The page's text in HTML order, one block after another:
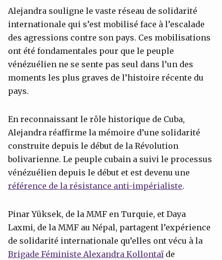
Alejandra souligne le vaste réseau de solidarité
internationale qui s’est mobilisé face à l’escalade
des agressions contre son pays. Ces mobilisations
ont été fondamentales pour que le peuple
vénézuélien ne se sente pas seul dans l’un des
moments les plus graves de l’histoire récente du
pays.
En reconnaissant le rôle historique de Cuba,
Alejandra réaffirme la mémoire d’une solidarité
construite depuis le début de la Révolution
bolivarienne. Le peuple cubain a suivi le processus
vénézuélien depuis le début et est devenu une
référence de la résistance anti-impérialiste.
Pinar Yüksek, de la MMF en Turquie, et Daya
Laxmi, de la MMF au Népal, partagent l’expérience
de solidarité internationale qu’elles ont vécu à la
Brigade Féministe Alexandra Kollontaï de